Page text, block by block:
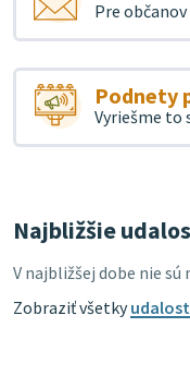
Pre občanov
Podnety
Vyriešme to
Najbližšie
V najbližšej dobe nie
Zobraziť všetky